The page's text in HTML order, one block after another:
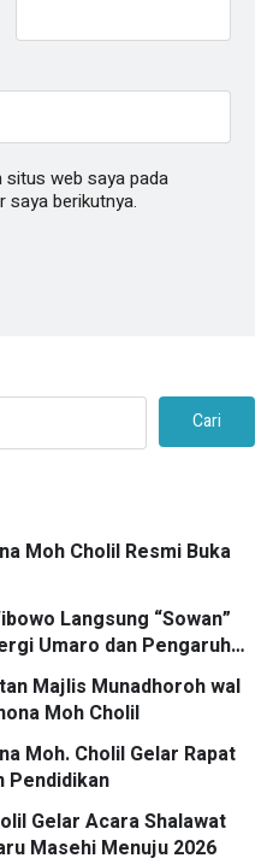
situs web saya pada
saya berikutnya.
Cari
Moh Cholil Resmi Buka
Langsung “Sowan”
Umaro dan Pengaruh
Madani
Majlis Munadhoroh wal
Moh Cholil
Moh. Cholil Gelar Rapat
Pendidikan
Gelar Acara Shalawat
Masehi Menuju 2026